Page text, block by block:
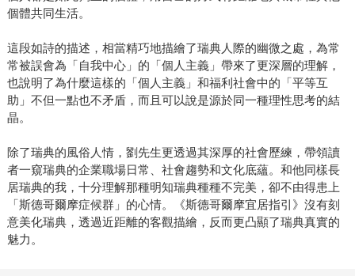
個體共同生活。
這段如詩的描述，相當精巧地描繪了瑞典人際的幽微之處，為常
常被誤會為「自我中心」的「個人主義」帶來了更深層的理解，
也說明了為什麼這樣的「個人主義」和福利社會中的「平等互
助」不但一點也不矛盾，而且可以說是源於同一種理性思考的結
晶。
除了瑞典的風俗人情，劉先生更透過其深厚的社會歷練，帶領讀
者一窺瑞典的企業職場日常、社會趨勢和文化底蘊。和他同樣長
居瑞典的我，十分理解那種明知瑞典種種不完美，卻不由得患上
「斯德哥爾摩症候群」的心情。《斯德哥爾摩宜居指引》沒有刻
意美化瑞典，透過近距離的客觀描繪，反而更凸顯了瑞典真實的
魅力。